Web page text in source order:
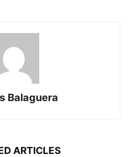
Balaguera
ARTICLES